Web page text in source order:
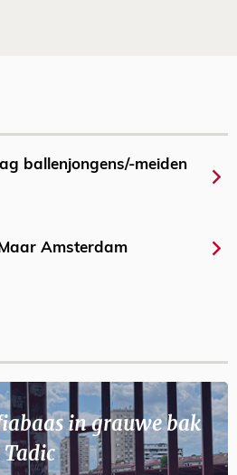
ballenjongens/-meiden
Amsterdam
in grauwe bak
Tadic